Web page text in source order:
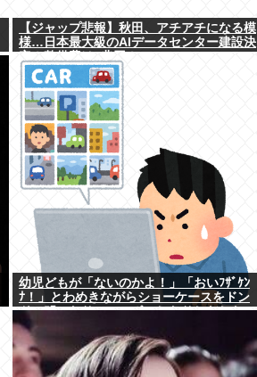
【ジャップ悲報】秋田、アチアチになる模
様…日本最大級のAIデータセンター建設決
幼児どもが「ないのかよ！」「おいﾌｻﾞｹﾝ
ﾅ！」とわめきながらショーケースをドン
ドン叩いたり、エルボーしたりしだした